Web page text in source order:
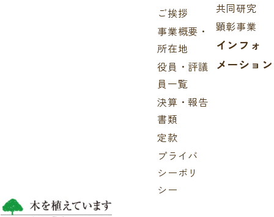
ご挨拶
事業概要・
所在地
役員・評議
員一覧
決算・報告
書類
定款
プライバ
シーポリ
シー
共同研究
顕彰事業
インフォ
メーション